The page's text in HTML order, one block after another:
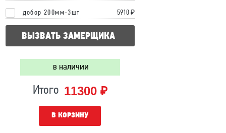
добор 200мм-3шт 5910 ₽
ВЫЗВАТЬ ЗАМЕРЩИКА
в наличии
Итого 11300 ₽
В КОРЗИНУ